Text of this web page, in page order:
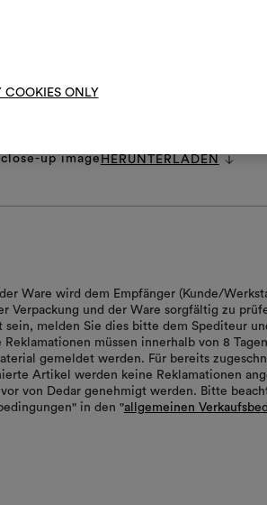
COOKIES ONLY
HERUNTERLADEN
up imageHERUNTERLADEN
Ware wird dem Empfänger (Kunde/
Verpackung und der Ware sorgfältig zu
sein, melden Sie dies bitte dem Spediteur
Reklamationen müssen innerhalb von 8
gemeldet werden. Für bereits
Artikel werden keine Reklamationen
von Dedar genehmigt werden. Bitte
in den "allgemeinen